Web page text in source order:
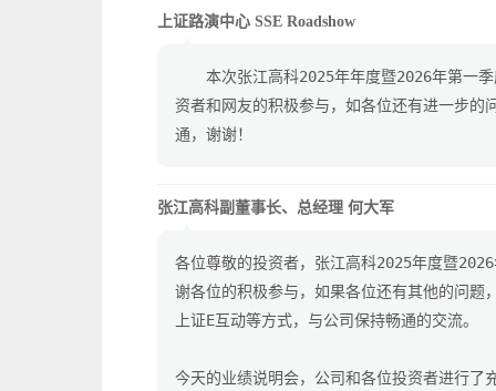
上证路演中心 SSE Roadshow
本次张江高科2025年年度暨2026年第一季
资者和网友的积极参与，如各位还有进一步的
通，谢谢！
张江高科副董事长、总经理 何大军
各位尊敬的投资者，张江高科2025年度暨
谢各位的积极参与，如果各位还有其他的问题
上证E互动等方式，与公司保持畅通的交
今天的业绩说明会，公司和各位投资者进行了